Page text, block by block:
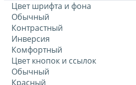
Цвет шрифта и фона
Обычный
Контрастный
Инверсия
Комфортный
Цвет кнопок и ссылок
Обычный
Красный